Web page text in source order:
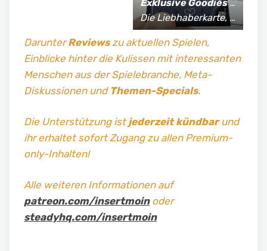
Exklusive Goodiesfür Supporter*innen:
Die Liebhaberkarte, jährlich limitierte Fan-Shirts und vieles mehr!
DarunterReviewszu aktuellen Spielen,
Einblicke hinter die Kulissen mit interessanten
Menschen aus der Spielebranche, Meta-
Diskussionen und Themen-Specials.
Die Unterstützung istjederzeit kündbarund
ihr erhaltet sofort Zugang zu allen Premium-
only-Inhalten!
Alle weiteren Informationen auf
patreon.com/insertmoinoder
steadyhq.com/insertmoin